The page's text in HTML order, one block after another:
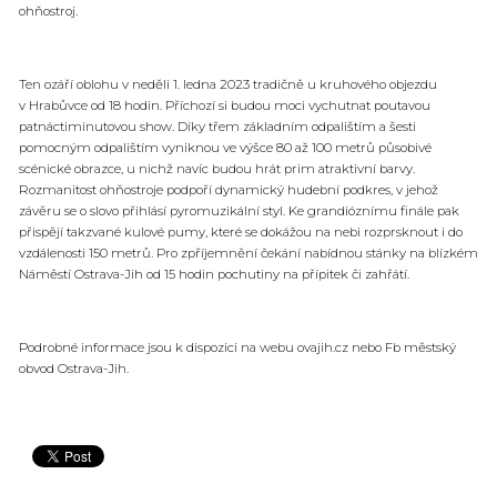
ohňostroj.
Ten ozáří oblohu v neděli 1. ledna 2023 tradičně u kruhového objezdu
v Hrabůvce od 18 hodin. Příchozí si budou moci vychutnat poutavou
patnáctiminutovou show. Díky třem základním odpalištím a šesti
pomocným odpalištím vyniknou ve výšce 80 až 100 metrů působivé
scénické obrazce, u nichž navíc budou hrát prim atraktivní barvy.
Rozmanitost ohňostroje podpoří dynamický hudební podkres, v jehož
závěru se o slovo přihlásí pyromuzikální styl. Ke grandióznímu finále pak
přispějí takzvané kulové pumy, které se dokážou na nebi rozprsknout i do
vzdálenosti 150 metrů. Pro zpříjemnění čekání nabídnou stánky na blízkém
Náměstí Ostrava-Jih od 15 hodin pochutiny na přípitek či zahřátí.
Podrobné informace jsou k dispozici na webu ovajih.cz nebo Fb městský
obvod Ostrava-Jih.